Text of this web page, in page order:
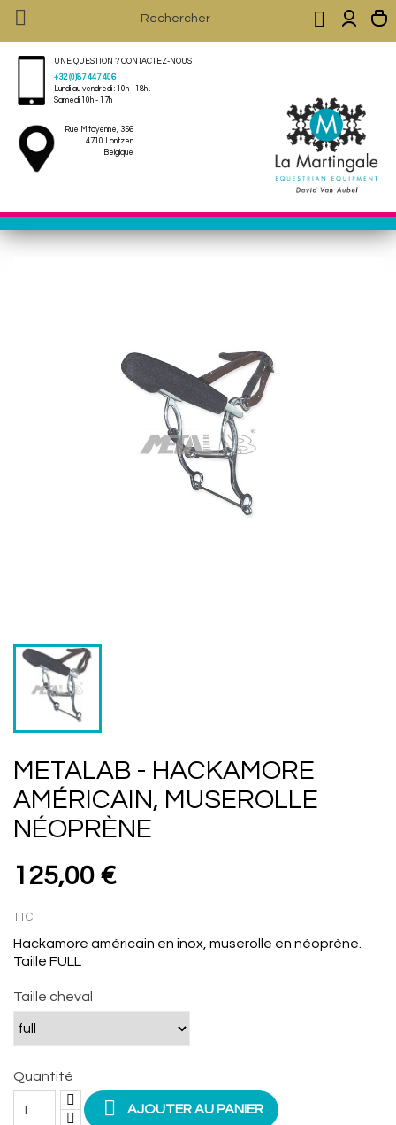
 
UNE QUESTION ? CONTACTEZ-NOUS
+32 (0)87 447 406
Lundi au vendredi : 10h - 18h .
Samedi 10h - 17h
Rue Mitoyenne, 356
4710 Lontzen
Belgique
METALAB - HACKAMORE
AMÉRICAIN, MUSEROLLE
NÉOPRÈNE
125,00 €
TTC
Hackamore américain en inox, muserolle en néoprène.
Taille FULL
Taille cheval
Quantité
 AJOUTER AU PANIER